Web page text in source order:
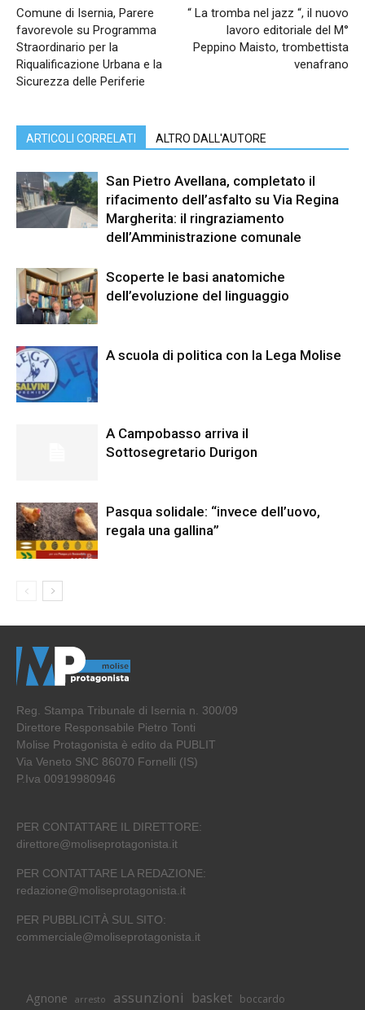
Comune di Isernia, Parere
favorevole su Programma
Straordinario per la
Riqualificazione Urbana e la
Sicurezza delle Periferie
“ La tromba nel jazz “, il nuovo
lavoro editoriale del M°
Peppino Maisto, trombettista
venafrano
ARTICOLI CORRELATI ALTRO DALL'AUTORE
San Pietro Avellana, completato il
rifacimento dell’asfalto su Via Regina
Margherita: il ringraziamento
dell’Amministrazione comunale
Scoperte le basi anatomiche
dell’evoluzione del linguaggio
A scuola di politica con la Lega Molise
A Campobasso arriva il
Sottosegretario Durigon
Pasqua solidale: “invece dell’uovo,
regala una gallina”
Reg. Stampa Tribunale di Isernia n. 300/09
Direttore Responsabile Pietro Tonti
Molise Protagonista è edito da PUBLIT
Via Veneto SNC 86070 Fornelli (IS)
P.Iva 00919980946
PER CONTATTARE IL DIRETTORE:
direttore@moliseprotagonista.it
PER CONTATTARE LA REDAZIONE:
redazione@moliseprotagonista.it
PER PUBBLICITÀ SUL SITO:
commerciale@moliseprotagonista.it
Agnone arresto assunzioni basket boccardo